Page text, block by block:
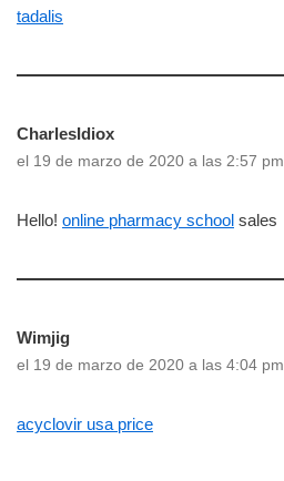
tadalis
CharlesIdiox
el 19 de marzo de 2020 a las 2:57 pm
Hello! online pharmacy school sales
Wimjig
el 19 de marzo de 2020 a las 4:04 pm
acyclovir usa price